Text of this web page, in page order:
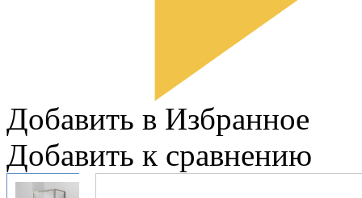
Добавить в Избранное
Добавить к сравнению